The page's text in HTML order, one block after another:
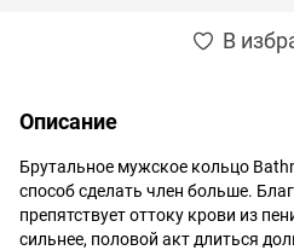
В
Описание
Брутальное мужское кольцо
способ сделать член больше.
препятствует оттоку крови из
сильнее, половой акт длиться